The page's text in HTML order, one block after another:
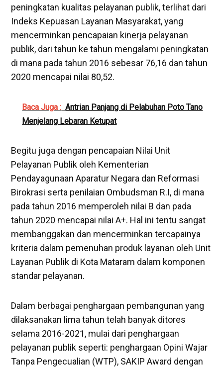
peningkatan kualitas pelayanan publik, terlihat dari
Indeks Kepuasan Layanan Masyarakat, yang
mencerminkan pencapaian kinerja pelayanan
publik, dari tahun ke tahun mengalami peningkatan
di mana pada tahun 2016 sebesar 76,16 dan tahun
2020 mencapai nilai 80,52.
Baca Juga : Antrian Panjang di Pelabuhan Poto Tano
Menjelang Lebaran Ketupat
Begitu juga dengan pencapaian Nilai Unit
Pelayanan Publik oleh Kementerian
Pendayagunaan Aparatur Negara dan Reformasi
Birokrasi serta penilaian Ombudsman R.I, di mana
pada tahun 2016 memperoleh nilai B dan pada
tahun 2020 mencapai nilai A+. Hal ini tentu sangat
membanggakan dan mencerminkan tercapainya
kriteria dalam pemenuhan produk layanan oleh Unit
Layanan Publik di Kota Mataram dalam komponen
standar pelayanan.
Dalam berbagai penghargaan pembangunan yang
dilaksanakan lima tahun telah banyak ditores
selama 2016-2021, mulai dari penghargaan
pelayanan publik seperti: penghargaan Opini Wajar
Tanpa Pengecualian (WTP), SAKIP Award dengan